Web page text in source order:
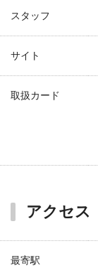
スタッフ
サイト
取扱カード
アクセス
最寄駅